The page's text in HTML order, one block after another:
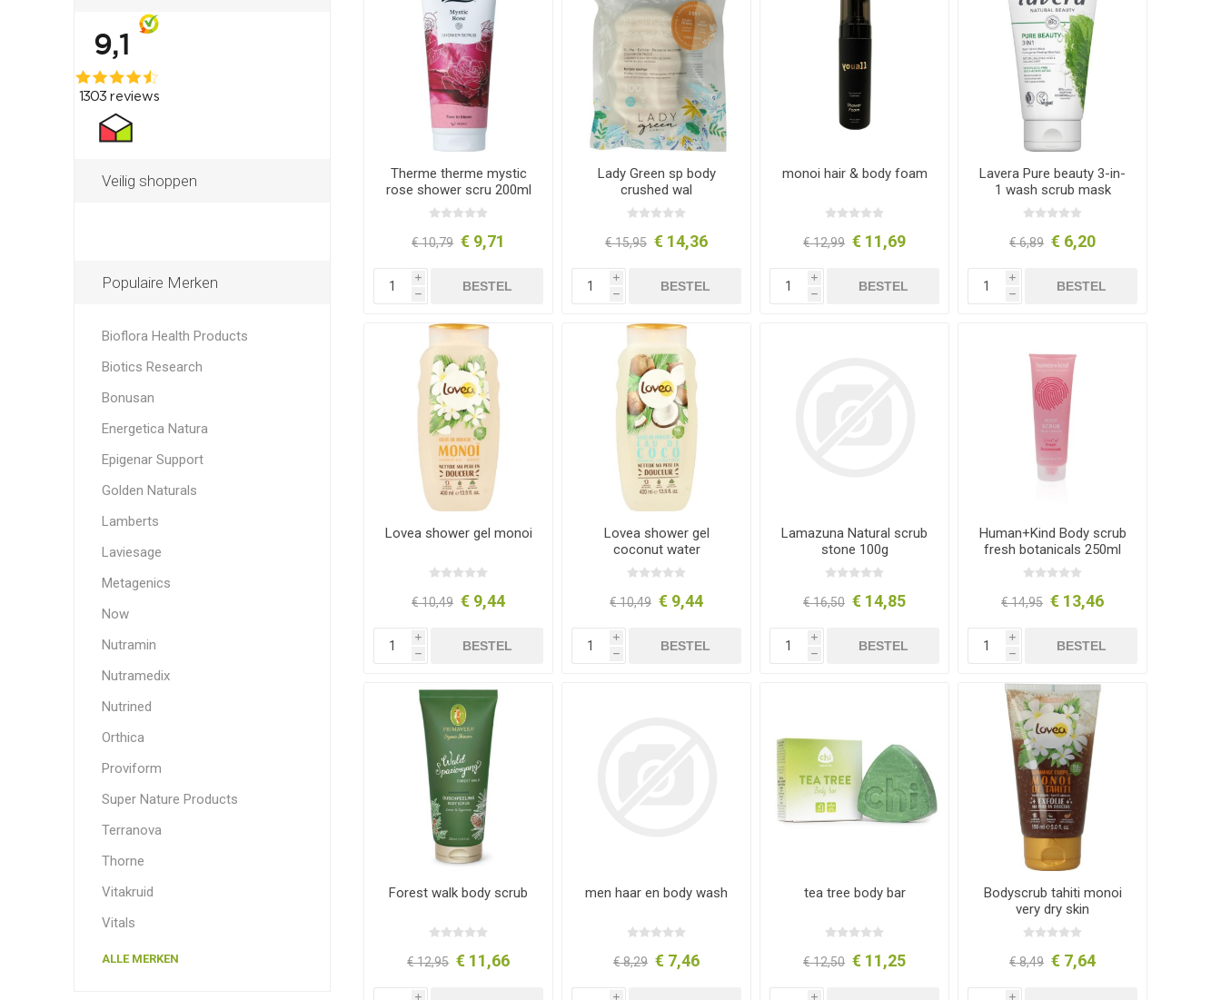
Therme therme mystic
rose shower scru 200ml
€ 10,79 € 9,71
i
h
BESTEL
Lady Green sp body
crushed wal
€ 15,95 € 14,36
i
h
BESTEL
monoi hair & body foam
€ 12,99 € 11,69
i
h
BESTEL
Lavera Pure beauty 3-in-
1 wash scrub mask
125ml
€ 6,89 € 6,20
i
h
BESTEL
Lovea shower gel monoi
€ 10,49 € 9,44
i
h
BESTEL
Lovea shower gel
coconut water
€ 10,49 € 9,44
i
h
BESTEL
Lamazuna Natural scrub
stone 100g
€ 16,50 € 14,85
i
h
BESTEL
Human+Kind Body scrub
fresh botanicals 250ml
€ 14,95 € 13,46
i
h
BESTEL
Forest walk body scrub
€ 12,95 € 11,66
i
men haar en body wash
€ 8,29 € 7,46
i
tea tree body bar
€ 12,50 € 11,25
i
Bodyscrub tahiti monoi
very dry skin
€ 8,49 € 7,64
i
Veilig shoppen
Populaire Merken
Bioflora Health Products
Biotics Research
Bonusan
Energetica Natura
Epigenar Support
Golden Naturals
Lamberts
Laviesage
Metagenics
Now
Nutramin
Nutramedix
Nutrined
Orthica
Proviform
Super Nature Products
Terranova
Thorne
Vitakruid
Vitals
ALLE MERKEN